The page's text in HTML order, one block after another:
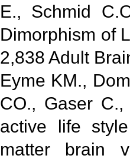
E., Schmid
Dimorphism of
2,838 Adult
Eyme KM.,
CO., Gaser
active life
matter brain